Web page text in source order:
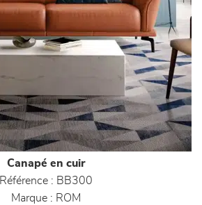
Canapé en cuir
Référence : BB300
Marque : ROM